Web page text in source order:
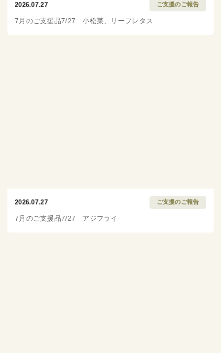
2026.07.27 ご支援のご報告
7月のご支援品7/27 小松菜、リーフレタス
2026.07.27 ご支援のご報告
7月のご支援品7/27 アジフライ